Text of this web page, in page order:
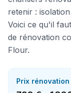
retenir :
Voici ce qu'il
de rénovation
Flour.
Prix